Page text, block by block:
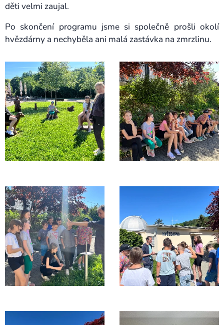
děti velmi zaujal.
Po skončení programu jsme si společně prošli okolí
hvězdárny a nechyběla ani malá zastávka na zmrzlinu.